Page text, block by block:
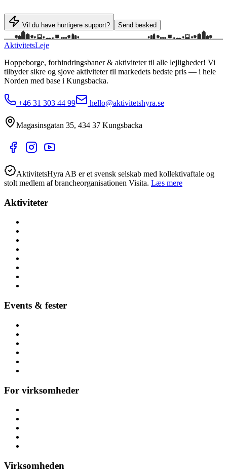
Vil du have hurtigere support? Send besked
AktivitetsLeje
Hoppeborge, forhindringsbaner & aktiviteter til alle lejligheder! Vi
tilbyder sikre og sjove aktiviteter til markedets bedste pris — i hele
Norden med base i Kungsbacka.
+46 31 303 44 99 hello@aktivitetshyra.se
Magasinsgatan 35, 434 37 Kungsbacka
AktivitetsHyra AB er et svensk selskab med kollektivaftale og
stolt medlem af brancheorganisationen Visita. Læs mere
Aktiviteter
Events & fester
For virksomheder
Virksomheden